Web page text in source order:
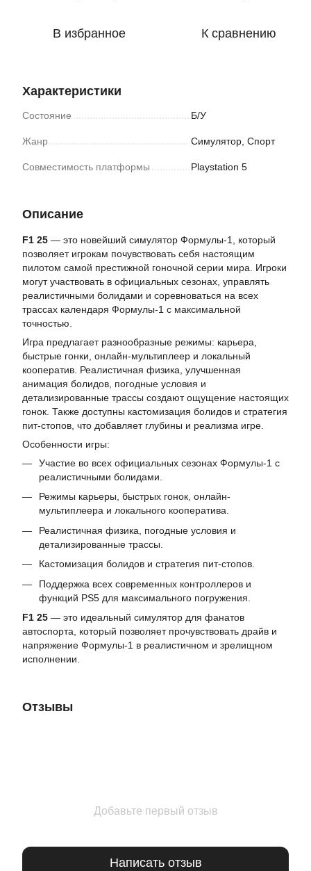
В избранное К сравнению
Характеристики
Состояние Б/У
Жанр Симулятор, Спорт
Совместимость платформы Playstation 5
Описание
F1 25 — это новейший симулятор Формулы-1, который
позволяет игрокам почувствовать себя настоящим
пилотом самой престижной гоночной серии мира. Игроки
могут участвовать в официальных сезонах, управлять
реалистичными болидами и соревноваться на всех
трассах календаря Формулы-1 с максимальной
точностью.
Игра предлагает разнообразные режимы: карьера,
быстрые гонки, онлайн-мультиплеер и локальный
кооператив. Реалистичная физика, улучшенная
анимация болидов, погодные условия и
детализированные трассы создают ощущение настоящих
гонок. Также доступны кастомизация болидов и стратегия
пит-стопов, что добавляет глубины и реализма игре.
Особенности игры:
Участие во всех официальных сезонах Формулы-1 с
реалистичными болидами.
Режимы карьеры, быстрых гонок, онлайн-
мультиплеера и локального кооператива.
Реалистичная физика, погодные условия и
детализированные трассы.
Кастомизация болидов и стратегия пит-стопов.
Поддержка всех современных контроллеров и
функций PS5 для максимального погружения.
F1 25 — это идеальный симулятор для фанатов
автоспорта, который позволяет прочувствовать драйв и
напряжение Формулы-1 в реалистичном и зрелищном
исполнении.
Отзывы
Добавьте первый отзыв
Написать отзыв